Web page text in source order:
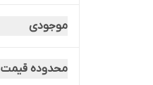
موجودی
محدوده قیمت